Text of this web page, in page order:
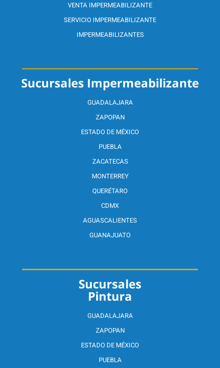
Sucursales
Pintura
GUADALAJARA
ZAPOPAN
ESTADO DE MÉXICO
PUEBLA
Sucursales Impermeabilizante
GUADALAJARA
ZAPOPAN
ESTADO DE MÉXICO
PUEBLA
ZACATECAS
MONTERREY
QUERÉTARO
CDMX
AGUASCALIENTES
GUANAJUATO
VENTA IMPERMEABILIZANTE
SERVICIO IMPERMEABILIZANTE
IMPERMEABILIZANTES